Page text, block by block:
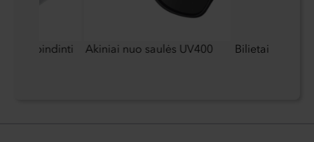
atspindinti Akiniai nuo saulės UV400 Bilietai